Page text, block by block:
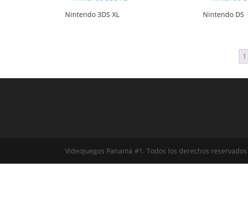
Nintendo 3DS XL Nintendo DS
1
Videojuegos Panamá #1. Todos los derechos